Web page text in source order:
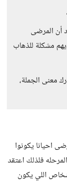
أن المرضى
مشكلة للذهاب
الجملة،
احيانا يكونوا
فلذلك اعتقد
اللي يكون